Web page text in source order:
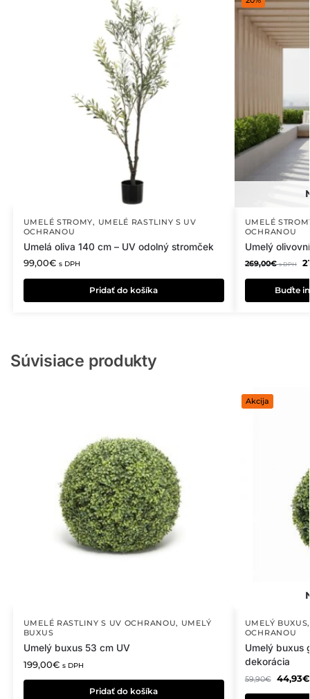
UMELÉ STROMY, UMELÉ RASTLINY S UV
OCHRANOU
Umelá oliva 140 cm – UV odolný stromček
99,00€ s DPH
Pridať do košíka
UMELÉ
OCHRANOU
Umelý
269,00€ s DPH
Buďte
Súvisiace produkty
UMELÉ RASTLINY S UV OCHRANOU, UMELÝ
BUXUS
Umelý buxus 53 cm UV
199,00€ s DPH
Pridať do košíka
Akcija
UMELÝ BUXUS
OCHRANOU
Umelý buxus
dekorácia
59,90€ 44,93€